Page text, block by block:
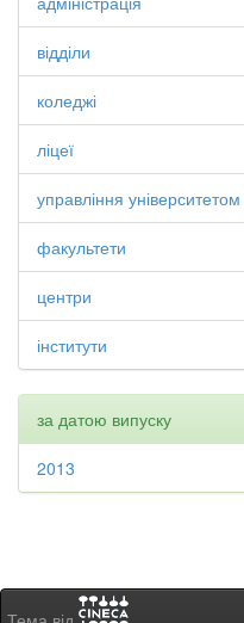
відділи
коледжі
ліцеї
управління університетом
факультети
центри
інститути
за датою випуску
2013